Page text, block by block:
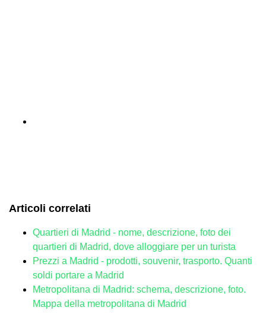
Articoli correlati
Quartieri di Madrid - nome, descrizione, foto dei
quartieri di Madrid, dove alloggiare per un turista
Prezzi a Madrid - prodotti, souvenir, trasporto. Quanti
soldi portare a Madrid
Metropolitana di Madrid: schema, descrizione, foto.
Mappa della metropolitana di Madrid